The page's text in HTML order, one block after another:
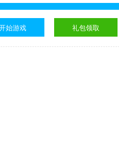
始游戏 礼包领取